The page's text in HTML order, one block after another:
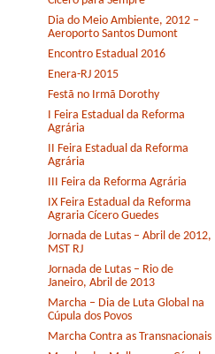
Dia do Meio Ambiente, 2012 –
Aeroporto Santos Dumont
Encontro Estadual 2016
Enera-RJ 2015
Festã no Irmã Dorothy
I Feira Estadual da Reforma
Agrária
II Feira Estadual da Reforma
Agrária
III Feira da Reforma Agrária
IX Feira Estadual da Reforma
Agraria Cícero Guedes
Jornada de Lutas – Abril de 2012,
MST RJ
Jornada de Lutas – Rio de
Janeiro, Abril de 2013
Marcha – Dia de Luta Global na
Cúpula dos Povos
Marcha Contra as Transnacionais